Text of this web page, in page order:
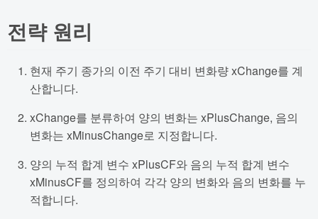
전략 원리
현재 주기 종가의 이전 주기 대비 변화량 xChange를 계
산합니다.
xChange를 분류하여 양의 변화는 xPlusChange, 음의
변화는 xMinusChange로 지정합니다.
양의 누적 합계 변수 xPlusCF와 음의 누적 합계 변수
xMinusCF를 정의하여 각각 양의 변화와 음의 변화를 누
적합니다.